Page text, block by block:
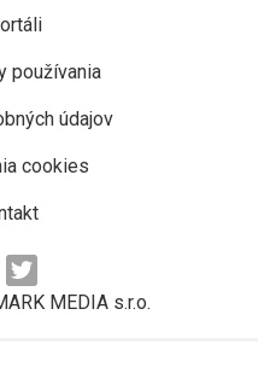
používania
údajov
cookies
MEDIA s.r.o.